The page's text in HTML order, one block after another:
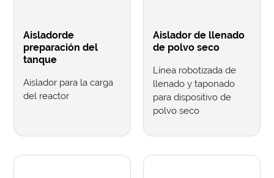
Aisladorde
preparación del
tanque
Aislador para la carga
del reactor
Aislador de llenado
de polvo seco
Línea robotizada de
llenado y taponado
para dispositivo de
polvo seco